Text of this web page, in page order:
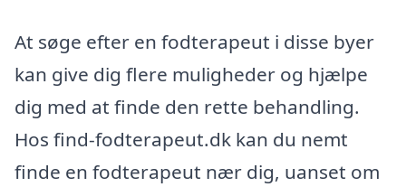
At søge efter en fodterapeut i disse byer
kan give dig flere muligheder og hjælpe
dig med at finde den rette behandling.
Hos find-fodterapeut.dk kan du nemt
finde en fodterapeut nær dig, uanset om